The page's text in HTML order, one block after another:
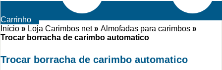
Carrinho
Início » Loja Carimbos net» Almofadas para carimbos »
Trocar borracha de carimbo automatico
Trocar borracha de carimbo automatico